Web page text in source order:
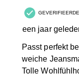
een jaar
Passt perfekt
weiche
Tolle